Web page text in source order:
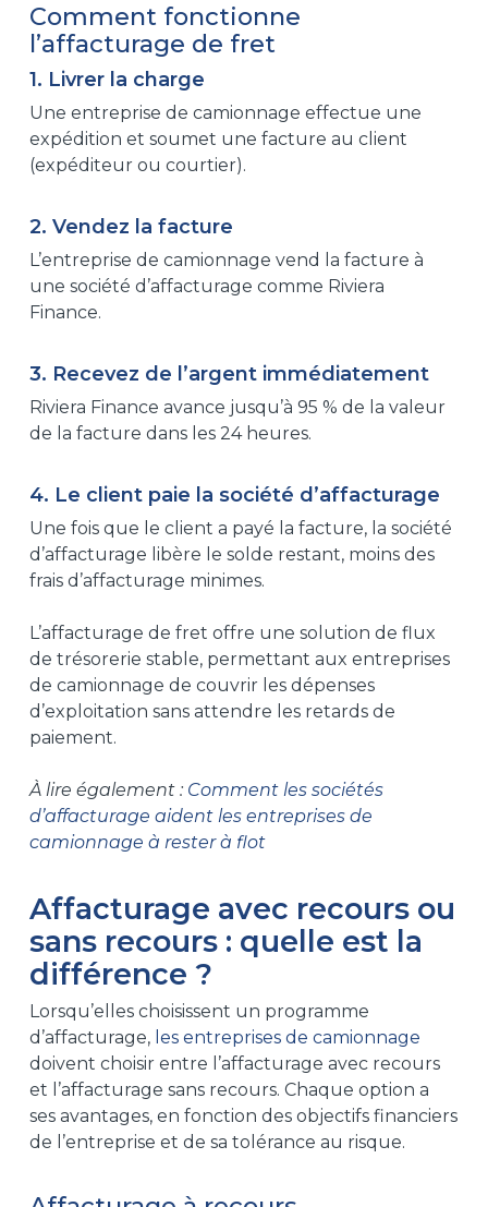
Comment fonctionne
l’affacturage de fret
1. Livrer la charge
Une entreprise de camionnage effectue une
expédition et soumet une facture au client
(expéditeur ou courtier).
2. Vendez la facture
L’entreprise de camionnage vend la facture à
une société d’affacturage comme Riviera
Finance.
3. Recevez de l’argent immédiatement
Riviera Finance avance jusqu’à 95 % de la valeur
de la facture dans les 24 heures.
4. Le client paie la société d’affacturage
Une fois que le client a payé la facture, la société
d’affacturage libère le solde restant, moins des
frais d’affacturage minimes.
L’affacturage de fret offre une solution de flux
de trésorerie stable, permettant aux entreprises
de camionnage de couvrir les dépenses
d’exploitation sans attendre les retards de
paiement.
À lire également : Comment les sociétés
d’affacturage aident les entreprises de
camionnage à rester à flot
Affacturage avec recours ou
sans recours : quelle est la
différence ?
Lorsqu’elles choisissent un programme
d’affacturage, les entreprises de camionnage
doivent choisir entre l’affacturage avec recours
et l’affacturage sans recours. Chaque option a
ses avantages, en fonction des objectifs financiers
de l’entreprise et de sa tolérance au risque.